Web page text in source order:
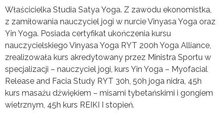
Właścicielka Studia Satya Yoga. Z zawodu ekonomistka,
z zamiłowania nauczyciel jogi w nurcie Vinyasa Yoga oraz
Yin Yoga. Posiada certyfikat ukończenia kursu
nauczycielskiego Vinyasa Yoga RYT 200h Yoga Alliance,
zrealizowała kurs akredytowany przez Ministra Sportu w
specjalizacji – nauczyciel jogi, kurs Yin Yoga – Myofacial
Release and Facia Study RYT 30h, 50h joga nidra, 45h
kurs masażu dźwiękiem – misami tybetańskimi i gongiem
wietrznym, 45h kurs REIKI I stopień.